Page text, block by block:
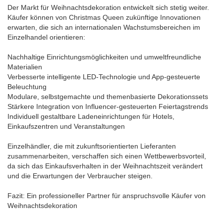
Der Markt für Weihnachtsdekoration entwickelt sich stetig weiter.
Käufer können von Christmas Queen zukünftige Innovationen
erwarten, die sich an internationalen Wachstumsbereichen im
Einzelhandel orientieren:
Nachhaltige Einrichtungsmöglichkeiten und umweltfreundliche
Materialien
Verbesserte intelligente LED-Technologie und App-gesteuerte
Beleuchtung
Modulare, selbstgemachte und themenbasierte Dekorationssets
Stärkere Integration von Influencer-gesteuerten Feiertagstrends
Individuell gestaltbare Ladeneinrichtungen für Hotels,
Einkaufszentren und Veranstaltungen
Einzelhändler, die mit zukunftsorientierten Lieferanten
zusammenarbeiten, verschaffen sich einen Wettbewerbsvorteil,
da sich das Einkaufsverhalten in der Weihnachtszeit verändert
und die Erwartungen der Verbraucher steigen.
Fazit: Ein professioneller Partner für anspruchsvolle Käufer von
Weihnachtsdekoration